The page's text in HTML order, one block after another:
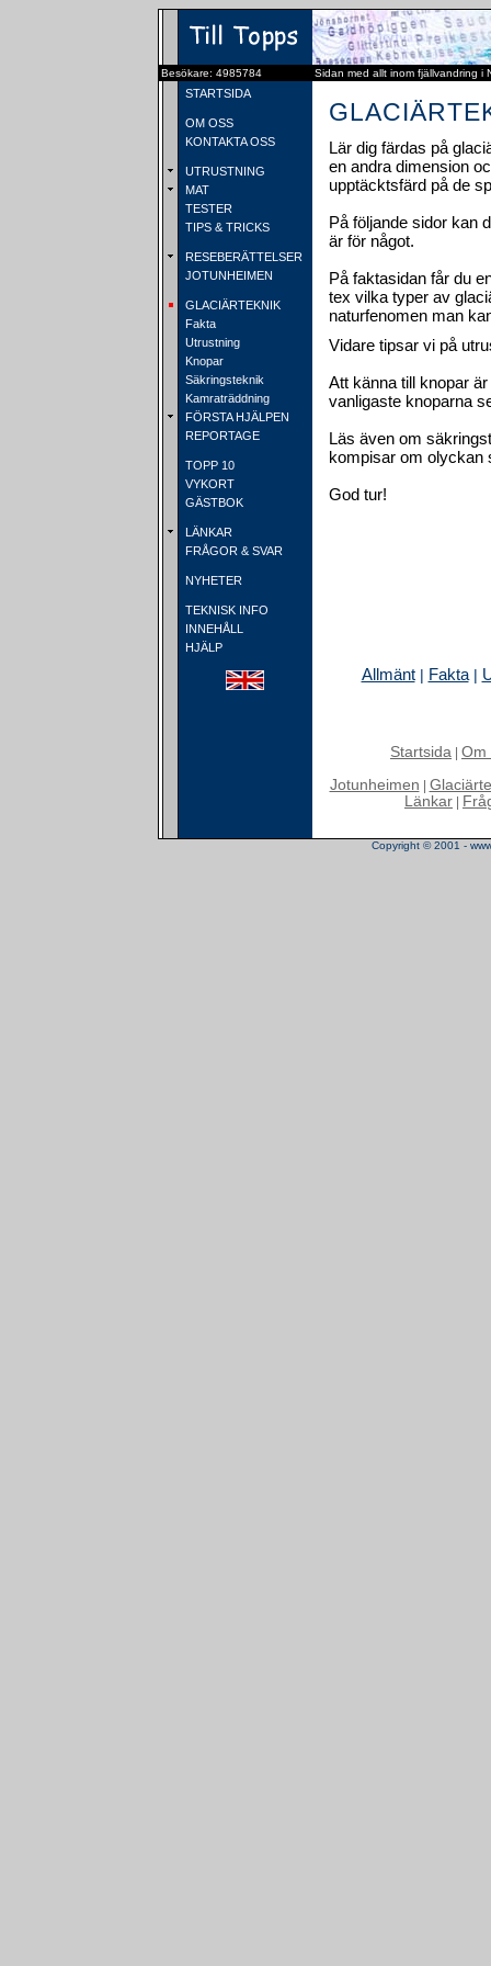
Besökare: 4985784 Sidan med allt inom fjällvandring i
STARTSIDA
OM OSS
KONTAKTA OSS
UTRUSTNING
MAT
TESTER
TIPS & TRICKS
RESEBERÄTTELSER
JOTUNHEIMEN
GLACIÄRTEKNIK
Fakta
Utrustning
Knopar
Säkringsteknik
Kamraträddning
FÖRSTA HJÄLPEN
REPORTAGE
TOPP 10
VYKORT
GÄSTBOK
LÄNKAR
FRÅGOR & SVAR
NYHETER
TEKNISK INFO
INNEHÅLL
HJÄLP
Lär dig färdas på
en andra dimension
upptäcktsfärd på de
På följande sidor kan
är för något.
På faktasidan får du
tex vilka typer av
naturfenomen man
Vidare tipsar vi på
Att känna till knopar
vanligaste knoparna
Läs även om
kompisar om olyckan
God tur!
Allmänt| Fakta|
Startsida Om
Jotunheimen
Länkar
Copyright © 2001 -